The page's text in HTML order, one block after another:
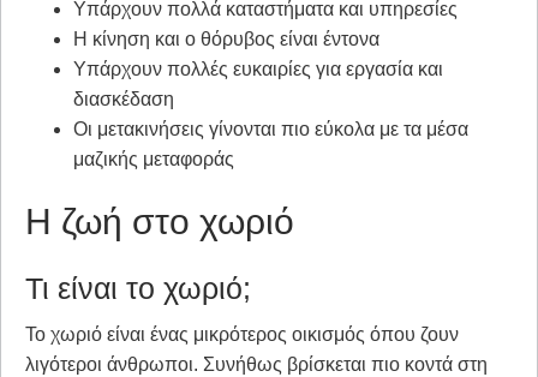
Υπάρχουν πολλά καταστήματα και υπηρεσίες
Η κίνηση και ο θόρυβος είναι έντονα
Υπάρχουν πολλές ευκαιρίες για εργασία και
διασκέδαση
Οι μετακινήσεις γίνονται πιο εύκολα με τα μέσα
μαζικής μεταφοράς
Η ζωή στο χωριό
Τι είναι το χωριό;
Το χωριό είναι ένας μικρότερος οικισμός όπου ζουν
λιγότεροι άνθρωποι. Συνήθως βρίσκεται πιο κοντά στη